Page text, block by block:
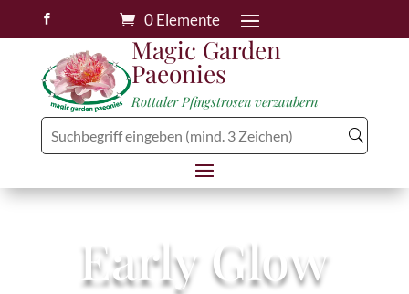
 0 Elemente
Magic Garden
Paeonies
Rottaler Pfingstrosen verzaubern
Early Glow